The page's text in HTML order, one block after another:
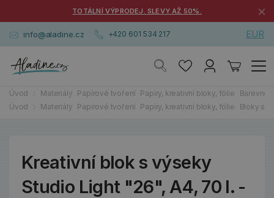
TOTÁLNÍ VÝPRODEJ. SLEVY AŽ 50%. ×
info@aladine.cz +420 601 534 217 EUR
Úvod Materiály Papírové tvoření Papíry, kreativní bloky, fólie
Barevné
Úvod
Materiály Papírové tvoření Papíry, kreativní bloky, fólie Bloky s
Kreativní blok s výseky
Studio Light "26", A4, 70 l. -